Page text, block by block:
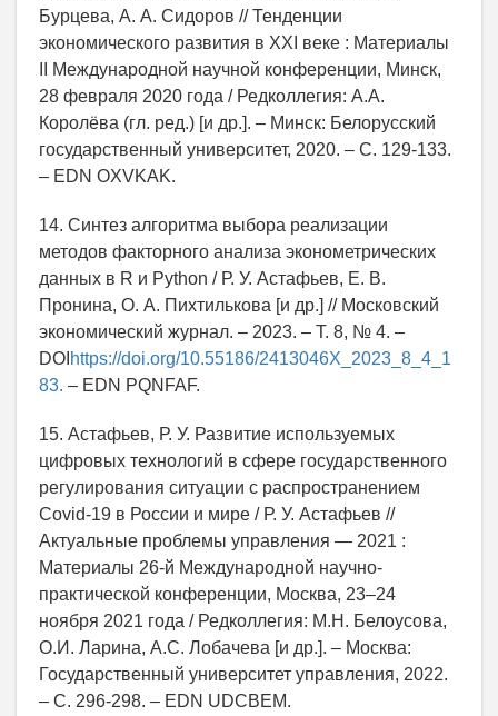
Бурцева, А. А. Сидоров // Тенденции
экономического развития в XXI веке : Материалы
II Международной научной конференции, Минск,
28 февраля 2020 года / Редколлегия: А.А.
Королёва (гл. ред.) [и др.]. – Минск: Белорусский
государственный университет, 2020. – С. 129-133.
– EDN OXVKAK.
14. Синтез алгоритма выбора реализации
методов факторного анализа эконометрических
данных в R и Python / Р. У. Астафьев, Е. В.
Пронина, О. А. Пихтилькова [и др.] // Московский
экономический журнал. – 2023. – Т. 8, № 4. –
DOI https://doi.org/10.55186/2413046X_2023_8_4_1
83. – EDN PQNFAF.
15. Астафьев, Р. У. Развитие используемых
цифровых технологий в сфере государственного
регулирования ситуации с распространением
Covid-19 в России и мире / Р. У. Астафьев //
Актуальные проблемы управления — 2021 :
Материалы 26-й Международной научно-
практической конференции, Москва, 23–24
ноября 2021 года / Редколлегия: М.Н. Белоусова,
О.И. Ларина, А.С. Лобачева [и др.]. – Москва:
Государственный университет управления, 2022.
– С. 296-298. – EDN UDCBEM.